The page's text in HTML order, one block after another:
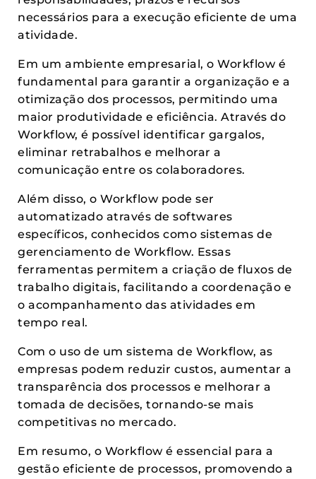
necessários para a execução eficiente de uma
atividade.
Em um ambiente empresarial, o Workflow é
fundamental para garantir a organização e a
otimização dos processos, permitindo uma
maior produtividade e eficiência. Através do
Workflow, é possível identificar gargalos,
eliminar retrabalhos e melhorar a
comunicação entre os colaboradores.
Além disso, o Workflow pode ser
automatizado através de softwares
específicos, conhecidos como sistemas de
gerenciamento de Workflow. Essas
ferramentas permitem a criação de fluxos de
trabalho digitais, facilitando a coordenação e
o acompanhamento das atividades em
tempo real.
Com o uso de um sistema de Workflow, as
empresas podem reduzir custos, aumentar a
transparência dos processos e melhorar a
tomada de decisões, tornando-se mais
competitivas no mercado.
Em resumo, o Workflow é essencial para a
gestão eficiente de processos, promovendo a